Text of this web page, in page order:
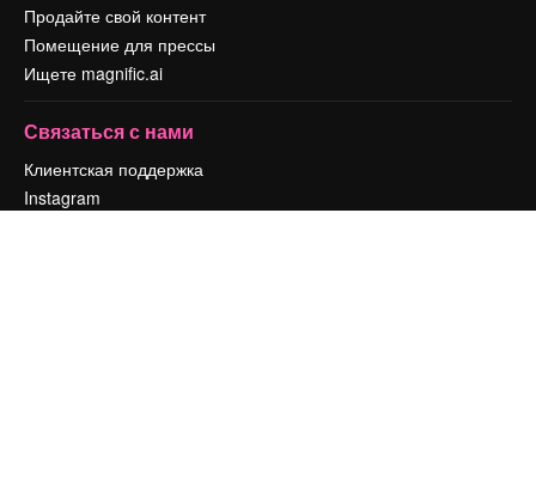
Продайте свой контент
Помещение для прессы
Ищете magnific.ai
Связаться с нами
Клиентская поддержка
Instagram